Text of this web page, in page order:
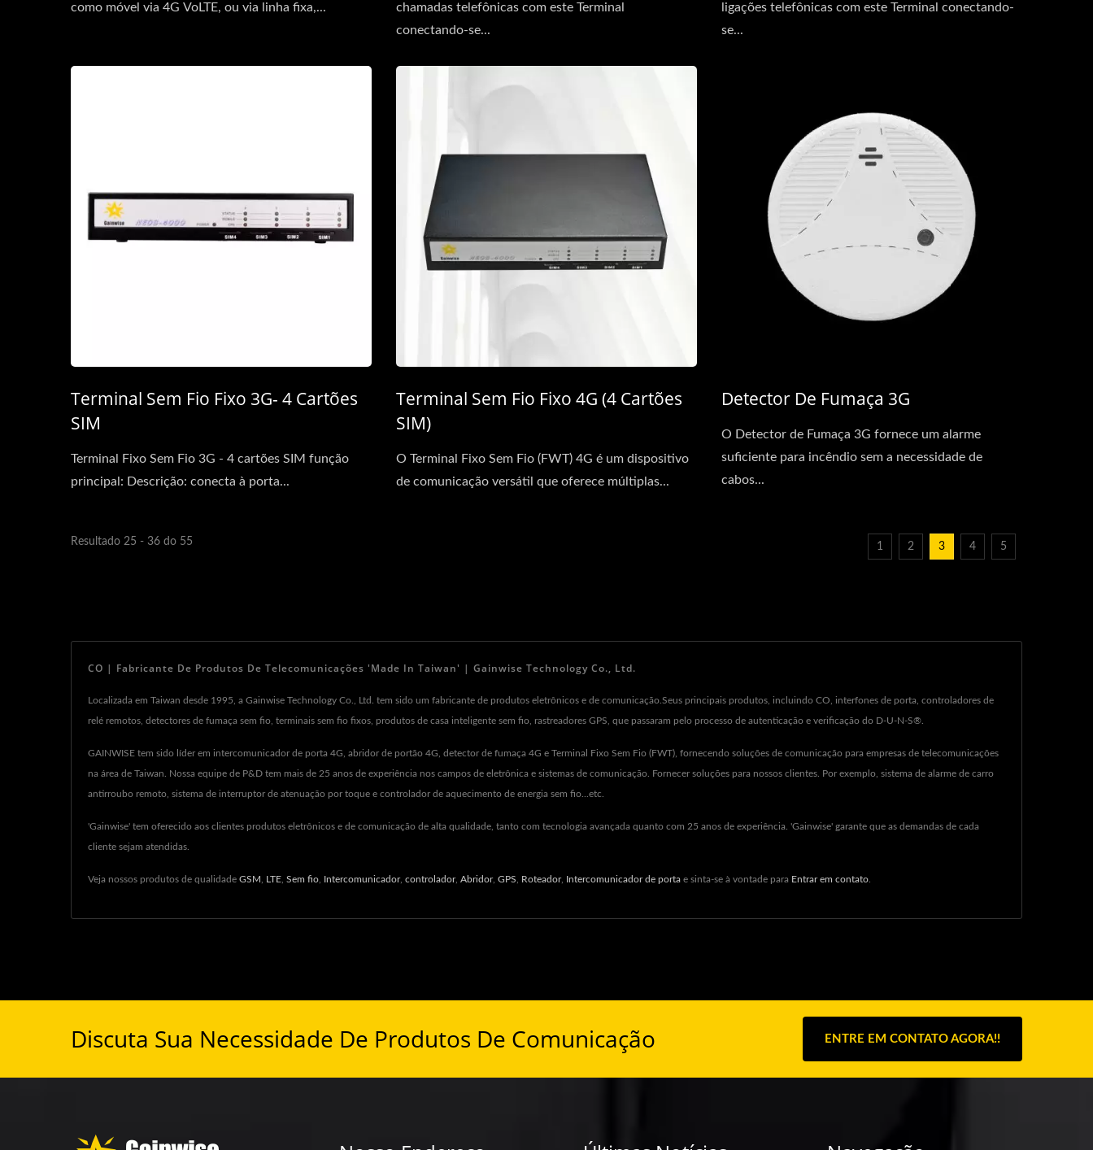
como móvel via 4G VoLTE, ou via linha fixa,...
chamadas telefônicas com este Terminal
conectando-se...
ligações telefônicas com este Terminal conectando-
se...
Terminal Sem Fio Fixo 3G- 4 Cartões
SIM
Terminal Fixo Sem Fio 3G - 4 cartões SIM função
principal: Descrição: conecta à porta...
Terminal Sem Fio Fixo 4G (4 Cartões
SIM)
O Terminal Fixo Sem Fio (FWT) 4G é um dispositivo
de comunicação versátil que oferece múltiplas...
Detector De Fumaça 3G
O Detector de Fumaça 3G fornece um alarme
suficiente para incêndio sem a necessidade de
cabos...
Resultado 25 - 36 do 55 1 2 3 4 5
CO | Fabricante De Produtos De Telecomunicações 'Made In Taiwan' | Gainwise Technology Co., Ltd.
Localizada em Taiwan desde 1995, a Gainwise Technology Co., Ltd. tem sido um fabricante de produtos eletrônicos e de comunicação.Seus principais produtos, incluindo CO, interfones de porta, controladores de
relé remotos, detectores de fumaça sem fio, terminais sem fio fixos, produtos de casa inteligente sem fio, rastreadores GPS, que passaram pelo processo de autenticação e verificação do D-U-N-S®.
GAINWISE tem sido líder em intercomunicador de porta 4G, abridor de portão 4G, detector de fumaça 4G e Terminal Fixo Sem Fio (FWT), fornecendo soluções de comunicação para empresas de telecomunicações
na área de Taiwan. Nossa equipe de P&D tem mais de 25 anos de experiência nos campos de eletrônica e sistemas de comunicação. Fornecer soluções para nossos clientes. Por exemplo, sistema de alarme de carro
antirroubo remoto, sistema de interruptor de atenuação por toque e controlador de aquecimento de energia sem fio...etc.
'Gainwise' tem oferecido aos clientes produtos eletrônicos e de comunicação de alta qualidade, tanto com tecnologia avançada quanto com 25 anos de experiência. 'Gainwise' garante que as demandas de cada
cliente sejam atendidas.
Veja nossos produtos de qualidade GSM LTE Sem fio Intercomunicador, controlador, Abridor, GPS Roteador, Intercomunicador de porta e sinta-se à vontade para Entrar em contato
Discuta Sua Necessidade De Produtos De Comunicação ENTRE EM CONTATO AGORA!!